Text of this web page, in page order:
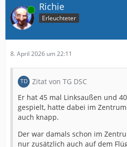
Online Richie
Erleuchteter
8. April 2026 um 22:11
Zitat von TG DSC
Er hat 45 mal Linksaußen und
gespielt, hatte dabei im
auch knapp.
Der war damals schon im
nur zusätzlich auch auf dem